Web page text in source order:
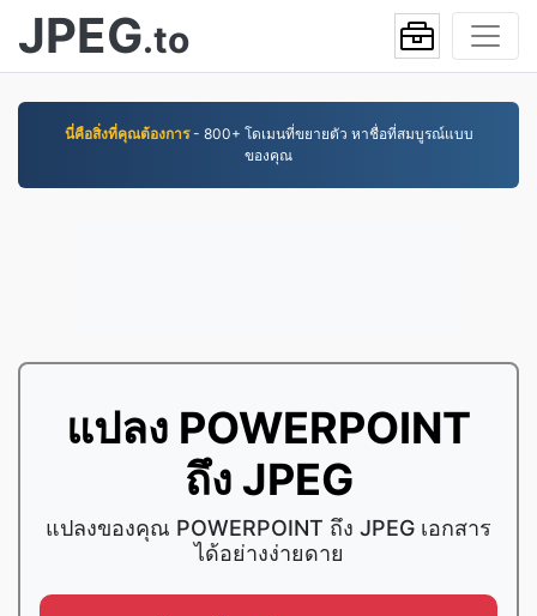
JPEG.to
นี่คือสิ่งที่คุณต้องการ- 800+ โดเมนที่ขยายตัว หาชื่อที่สมบูรณ์แบบ
ของคุณ
แปลง POWERPOINT
ถึง JPEG
แปลงของคุณ POWERPOINT ถึง JPEG เอกสาร
ได้อย่างง่ายดาย